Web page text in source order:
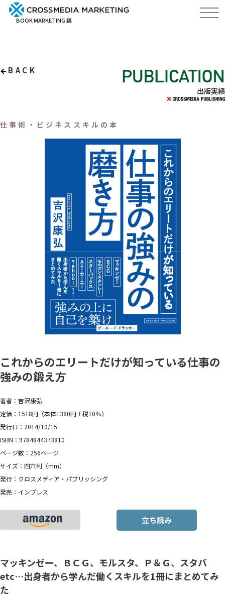
BOOK MARKETING 編
BACK
出版実績
仕事術・ビジネススキルの本
これからのエリートだけが知っている仕事の
強みの鍛え方
著者：吉沢康弘
定価：1518円（本体1380円＋税10％）
発行日：2014/10/15
ISBN：9784844373810
ページ数：256ページ
サイズ：四六判（mm）
発行：クロスメディア・パブリッシング
発売：インプレス
立ち読み
マッキンゼー、ＢＣＧ、モルスタ、Ｐ＆Ｇ、スタバ
etc…出身者から学んだ働くスキルを1冊にまとめてみ
た